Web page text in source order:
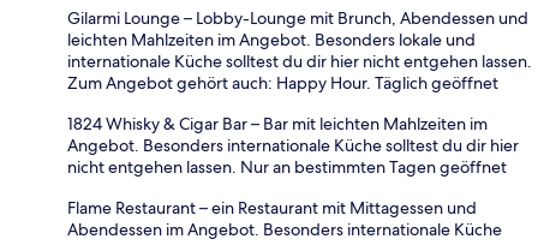
Gilarmi Lounge – Lobby-Lounge mit Brunch, Abendessen und
leichten Mahlzeiten im Angebot. Besonders lokale und
internationale Küche solltest du dir hier nicht entgehen lassen.
Zum Angebot gehört auch: Happy Hour. Täglich geöffnet
1824 Whisky & Cigar Bar – Bar mit leichten Mahlzeiten im
Angebot. Besonders internationale Küche solltest du dir hier
nicht entgehen lassen. Nur an bestimmten Tagen geöffnet
Flame Restaurant – ein Restaurant mit Mittagessen und
Abendessen im Angebot. Besonders internationale Küche